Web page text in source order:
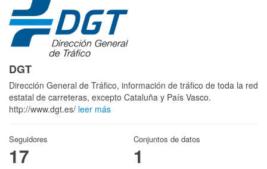
DGT
Dirección General de Tráfico, información de tráfico de toda la red
estatal de carreteras, excepto Cataluña y País Vasco.
http://www.dgt.es/ leer más
Seguidores
17
Conjuntos de datos
1